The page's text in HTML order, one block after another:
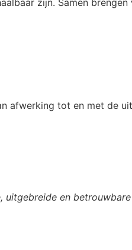
zijn. Samen brengen
afwerking tot en met de
en